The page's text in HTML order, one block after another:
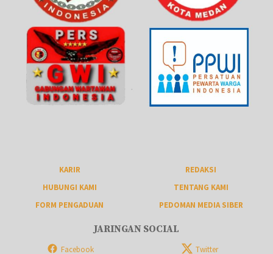
KARIR
REDAKSI
HUBUNGI KAMI
TENTANG KAMI
FORM PENGADUAN
PEDOMAN MEDIA SIBER
JARINGAN SOCIAL
Facebook Twitter